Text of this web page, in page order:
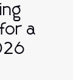
a